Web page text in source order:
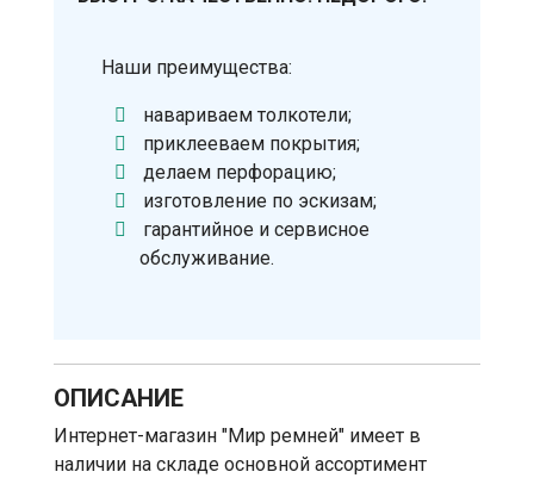
Наши преимущества:
навариваем толкотели;
приклееваем покрытия;
делаем перфорацию;
изготовление по эскизам;
гарантийное и сервисное
обслуживание.
ОПИСАНИЕ
Интернет-магазин "Мир ремней" имеет в
наличии на складе основной ассортимент